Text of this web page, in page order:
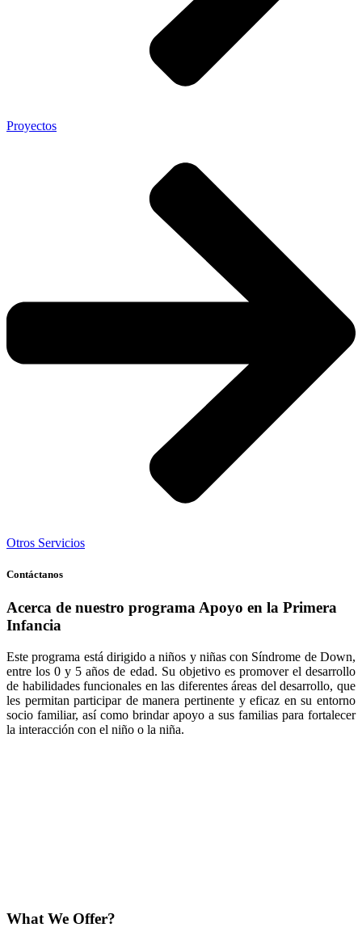
Proyectos
Otros Servicios
Contáctanos
Acerca de nuestro programa Apoyo en la Primera
Infancia
Este programa está dirigido a niños y niñas con Síndrome de Down,
entre los 0 y 5 años de edad. Su objetivo es promover el desarrollo
de habilidades funcionales en las diferentes áreas del desarrollo, que
les permitan participar de manera pertinente y eficaz en su entorno
socio familiar, así como brindar apoyo a sus familias para fortalecer
la interacción con el niño o la niña.
What We Offer?